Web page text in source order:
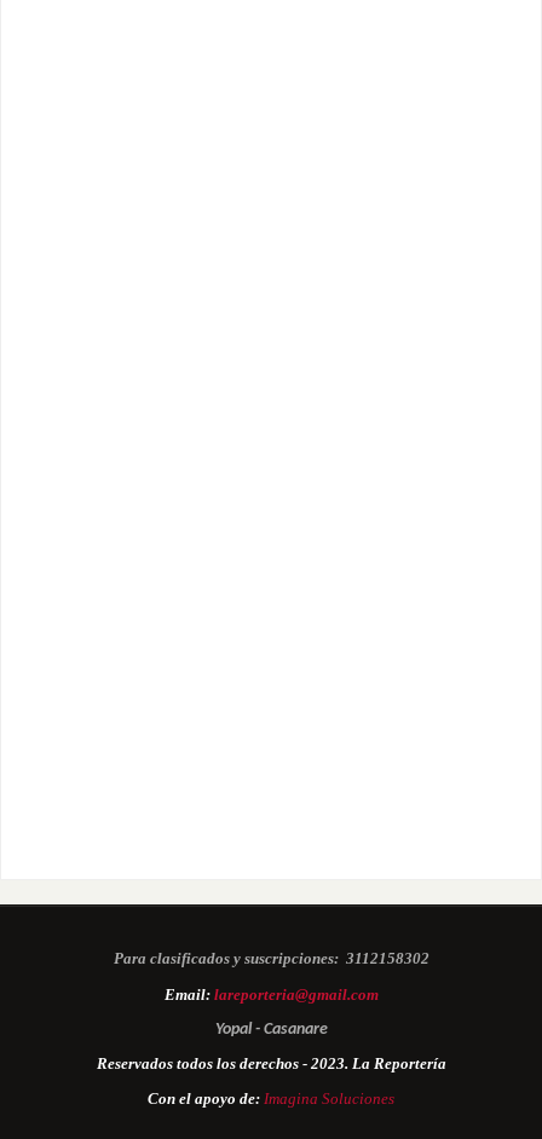
Para clasificados y suscripciones: 3112158302
Email: lareporteria@gmail.com
Yopal - Casanare
Reservados todos los derechos - 2023. La Reportería
Con el apoyo de: Imagina Soluciones